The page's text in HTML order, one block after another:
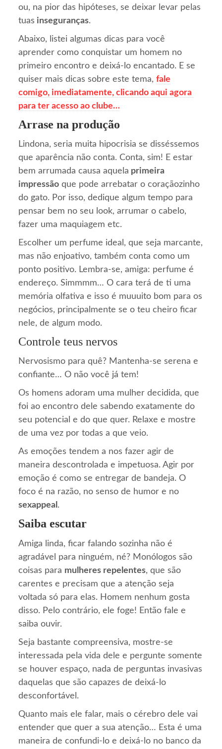
ou, na pior das hipóteses, se deixar levar pelas
tuas inseguranças.
Abaixo, listei algumas dicas para você
aprender como conquistar um homem no
primeiro encontro e deixá-lo encantado. E se
quiser mais dicas sobre este tema,fale
comigo, imediatamente, clicando aqui agora
para ter acesso ao clube…
Arrase na produção
Lindona, seria muita hipocrisia se disséssemos
que aparência não conta. Conta, sim! E estar
bem arrumada causa aquela primeira
impressão que pode arrebatar o coraçãozinho
do gato. Por isso, dedique algum tempo para
pensar bem no seu look, arrumar o cabelo,
fazer uma maquiagem etc.
Escolher um perfume ideal, que seja marcante,
mas não enjoativo, também conta como um
ponto positivo. Lembra-se, amiga: perfume é
endereço. Simmmm… O cara terá de ti uma
memória olfativa e isso é muuuito bom para os
negócios, principalmente se o teu cheiro ficar
nele, de algum modo.
Controle teus nervos
Nervosismo para quê? Mantenha-se serena e
confiante… O não você já tem!
Os homens adoram uma mulher decidida, que
foi ao encontro dele sabendo exatamente do
seu potencial e do que quer. Relaxe e mostre
de uma vez por todas a que veio.
As emoções tendem a nos fazer agir de
maneira descontrolada e impetuosa. Agir por
emoção é como se entregar de bandeja. O
foco é na razão, no senso de humor e no
sexappeal .
Saiba escutar
Amiga linda, ficar falando sozinha não é
agradável para ninguém, né? Monólogos são
coisas para mulheres repelentes, que são
carentes e precisam que a atenção seja
voltada só para elas. Homem nenhum gosta
disso. Pelo contrário, ele foge! Então fale e
saiba ouvir.
Seja bastante compreensiva, mostre-se
interessada pela vida dele e pergunte somente
se houver espaço, nada de perguntas invasivas
daquelas que são capazes de deixá-lo
desconfortável.
Quanto mais ele falar, mais o cérebro dele vai
entender que quer a sua atenção… Esta é uma
maneira de confundi-lo e deixá-lo no banco da